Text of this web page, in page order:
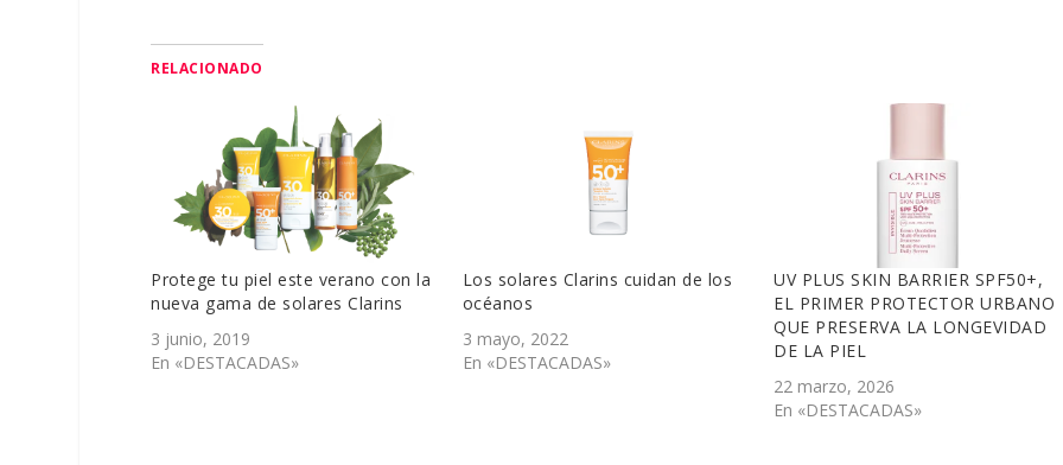
RELACIONADO
Protege tu piel este verano con la
nueva gama de solares Clarins
3 junio, 2019
En «DESTACADAS»
Los solares Clarins cuidan de los
océanos
3 mayo, 2022
En «DESTACADAS»
UV PLUS SKIN BARRIER SPF50+,
EL PRIMER PROTECTOR URBANO
QUE PRESERVA LA LONGEVIDAD
DE LA PIEL
22 marzo, 2026
En «DESTACADAS»